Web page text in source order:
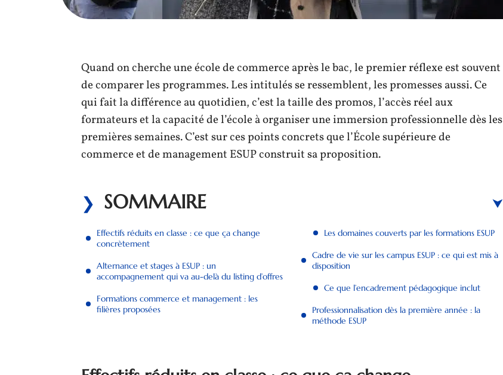
Quand on cherche une école de commerce après le bac, le premier réflexe est souvent
de comparer les programmes. Les intitulés se ressemblent, les promesses aussi. Ce
qui fait la différence au quotidien, c’est la taille des promos, l’accès réel aux
formateurs et la capacité de l’école à organiser une immersion professionnelle dès les
premières semaines. C’est sur ces points concrets que l’École supérieure de
commerce et de management ESUP construit sa proposition.
SOMMAIRE
Effectifs réduits en classe : ce que ça change
concrètement
Alternance et stages à ESUP : un
accompagnement qui va au-delà du listing d’offres
Formations commerce et management : les
filières proposées
Les domaines couverts par les formations ESUP
Cadre de vie sur les campus ESUP : ce qui est mis à
disposition
Ce que l’encadrement pédagogique inclut
Professionnalisation dès la première année : la
méthode ESUP